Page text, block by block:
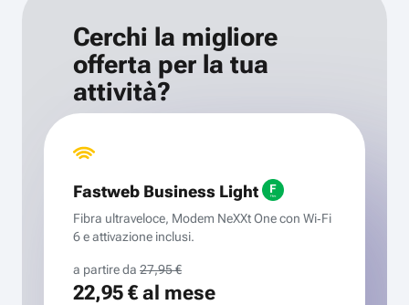
Cerchi la migliore
offerta per la tua
attività?
Fastweb Business Light
Fibra ultraveloce, Modem NeXXt One con Wi‑Fi
6 e attivazione inclusi.
a partire da 27,95 €
22,95 €al mese